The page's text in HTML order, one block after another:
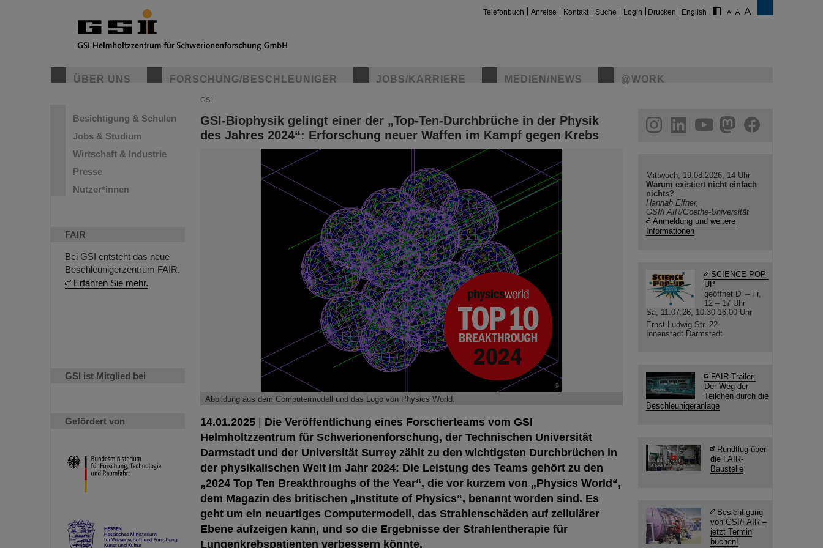
Telefonbuch Anreise Kontakt Suche Login Drucken English
ÜBER UNS FORSCHUNG/BESCHLEUNIGER JOBS/KARRIERE MEDIEN/NEWS @WORK
Besichtigung & Schulen
Jobs & Studium
Wirtschaft & Industrie
Presse
Nutzer*innen
FAIR
Bei GSI entsteht das neue
Beschleunigerzentrum FAIR.
Erfahren Sie mehr.
GSI ist Mitglied bei
Gefördert von
GSI
GSI-Biophysik gelingt einer der „Top-Ten-Durchbrüche in der Physik
des Jahres 2024“: Erforschung neuer Waffen im Kampf gegen Krebs
©
Abbildung aus dem Computermodell und das Logo von Physics World.
14.01.2025
Die Veröffentlichung eines Forscherteams vom GSI
Helmholtzzentrum für Schwerionenforschung, der Technischen Universität
Darmstadt und der Universität Surrey zählt zu den wichtigsten Durchbrüchen in
der physikalischen Welt im Jahr 2024: Die Leistung des Teams gehört zu den
„2024 Top Ten Breakthroughs of the Year“, die vor kurzem von „Physics World“,
dem Magazin des britischen „Institute of Physics“, benannt worden sind. Es
geht um ein neuartiges Computermodell, das Strahlenschäden auf zellulärer
Ebene aufzeigen kann, und so die Ergebnisse der Strahlentherapie für
Lungenkrebspatienten verbessern könnte.
instagramlinkedinyoutubehelmholtz.social
facebook
Mittwoch, 19.08.2026, 14 Uhr
Warum existiert nicht einfach
nichts?
Hannah Elfner,
GSI/FAIR/Goethe-Universität
Anmeldung und weitere
Informationen
SCIENCE POP-
UP
geöffnet Di – Fr,
12 – 17 Uhr
Sa, 11.07.26, 10:30-16:00 Uhr
Ernst-Ludwig-Str. 22
Innenstadt Darmstadt
FAIR-Trailer:
Der Weg der
Teilchen durch die
Beschleunigeranlage
Rundflug über
die FAIR-
Baustelle
Besichtigung
von GSI/FAIR –
jetzt Termin
buchen!